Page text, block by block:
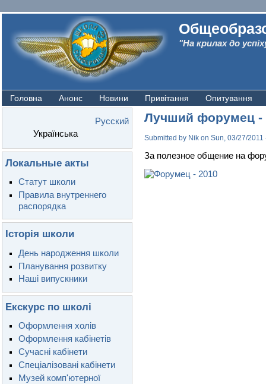
"На крилах до
Головна Анонс Новини Привітання Опитування
Русский
Українська
Локальные акты
Статут школи
Правила внутреннего
распорядка
Історія школи
День народження школи
Планування розвитку
Наші випускники
Екскурс по школі
Оформлення холів
Оформлення кабінетів
Сучасні кабінети
Спеціалізовані кабінети
Музей комп'ютерної
Лучший форумец -
Submitted by Nik on Sun, 03/27/2011
За полезное общение на